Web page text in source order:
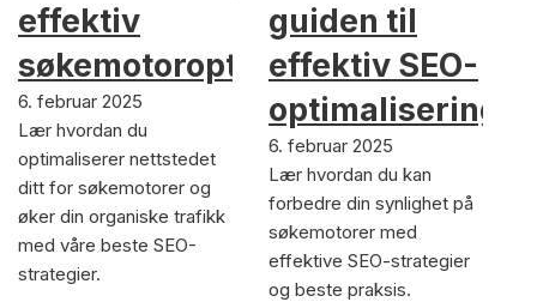
effektiv
søkemotoroptimalisering
6. februar 2025
Lær hvordan du
optimaliserer nettstedet
ditt for søkemotorer og
øker din organiske trafikk
med våre beste SEO-
strategier.
guiden til
effektiv SEO-
optimalisering
6. februar 2025
Lær hvordan du kan
forbedre din synlighet på
søkemotorer med
effektive SEO-strategier
og beste praksis.